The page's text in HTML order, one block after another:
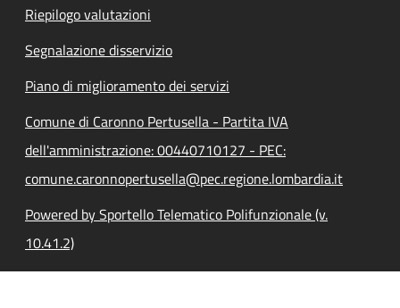
Riepilogo valutazioni
Segnalazione disservizio
Piano di miglioramento dei servizi
Comune di Caronno Pertusella - Partita IVA
dell'amministrazione: 00440710127 - PEC:
comune.caronnopertusella@pec.regione.lombardia.it
Powered by Sportello Telematico Polifunzionale (v.
10.41.2)